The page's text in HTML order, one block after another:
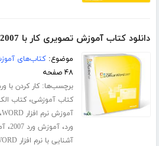
دانلود کتاب آموزش تصویری کار با Word 2007
موضوع:کتاب‌های
۴۸ صفحه
برچسب‌ها:کار کردن با
کتاب آموزشی،کتاب
آموزش نرم افزار WORD
ورد،آموزش ورد 2007 ،
آشنایی با نرم افزار WORD